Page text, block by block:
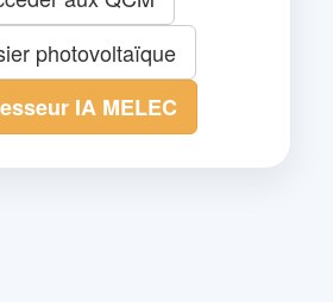
photovoltaïque
IA MELEC